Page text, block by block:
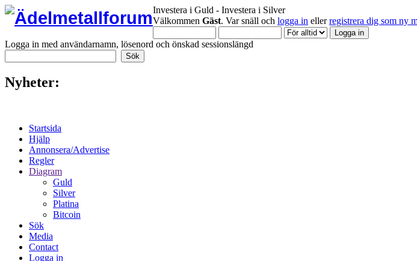
Investera i Guld - Investera i Silver
Välkommen Gäst. Var snäll och logga in ellerregistrera dig som ny
Logga in med användarnamn, lösenord och önskad sessionslängd
Nyheter:
Startsida
Hjälp
Annonsera/Advertise
Regler
Diagram
Guld
Silver
Platina
Bitcoin
Sök
Media
Contact
Logga in